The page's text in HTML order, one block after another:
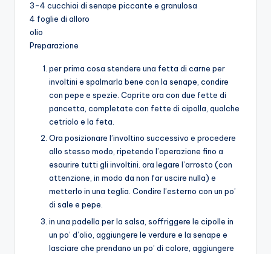
3-4 cucchiai di senape piccante e granulosa
4 foglie di alloro
olio
Preparazione
per prima cosa stendere una fetta di carne per
involtini e spalmarla bene con la senape, condire
con pepe e spezie. Coprite ora con due fette di
pancetta, completate con fette di cipolla, qualche
cetriolo e la feta.
Ora posizionare l’involtino successivo e procedere
allo stesso modo, ripetendo l’operazione fino a
esaurire tutti gli involtini. ora legare l’arrosto (con
attenzione, in modo da non far uscire nulla) e
metterlo in una teglia. Condire l’esterno con un po’
di sale e pepe.
in una padella per la salsa, soffriggere le cipolle in
un po’ d’olio, aggiungere le verdure e la senape e
lasciare che prendano un po’ di colore, aggiungere